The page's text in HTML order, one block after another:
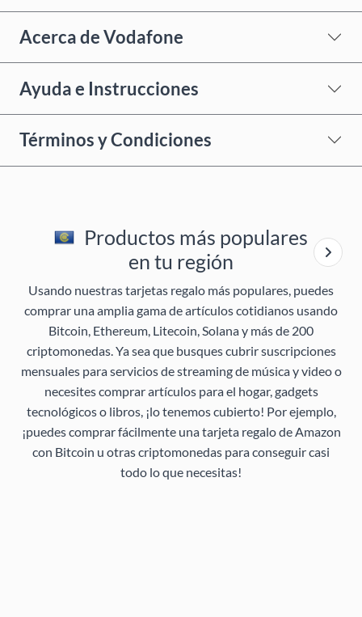
Acerca de Vodafone
Ayuda e Instrucciones
Términos y Condiciones
Productos más populares
en tu región
Usando nuestras tarjetas regalo más populares, puedes
comprar una amplia gama de artículos cotidianos usando
Bitcoin, Ethereum, Litecoin, Solana y más de 200
criptomonedas. Ya sea que busques cubrir suscripciones
mensuales para servicios de streaming de música y video o
necesites comprar artículos para el hogar, gadgets
tecnológicos o libros, ¡lo tenemos cubierto! Por ejemplo,
¡puedes comprar fácilmente una tarjeta regalo de Amazon
con Bitcoin u otras criptomonedas para conseguir casi
todo lo que necesitas!